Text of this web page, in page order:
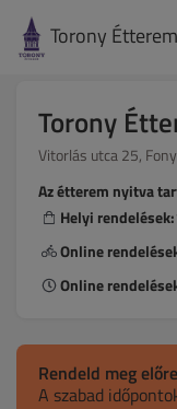
Torony Étterem
Torony
Vitorlás utca 25,
Az étterem nyitva
Helyi rendelések:
Online
Online
Rendeld meg
A szabad